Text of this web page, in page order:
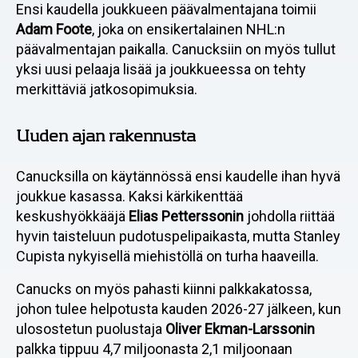
Ensi kaudella joukkueen päävalmentajana toimii
Adam Foote, joka on ensikertalainen NHL:n
päävalmentajan paikalla. Canucksiin on myös tullut
yksi uusi pelaaja lisää ja joukkueessa on tehty
merkittäviä jatkosopimuksia.
Uuden ajan rakennusta
Canucksilla on käytännössä ensi kaudelle ihan hyvä
joukkue kasassa. Kaksi kärkikenttää
keskushyökkääjä Elias Petterssonin johdolla riittää
hyvin taisteluun pudotuspelipaikasta, mutta Stanley
Cupista nykyisellä miehistöllä on turha haaveilla.
Canucks on myös pahasti kiinni palkkakatossa,
johon tulee helpotusta kauden 2026-27 jälkeen, kun
ulosostetun puolustaja Oliver Ekman-Larssonin
palkka tippuu 4,7 miljoonasta 2,1 miljoonaan